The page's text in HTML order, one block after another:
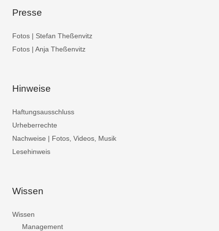
Presse
Fotos | Stefan Theßenvitz
Fotos | Anja Theßenvitz
Hinweise
Haftungsausschluss
Urheberrechte
Nachweise | Fotos, Videos, Musik
Lesehinweis
Wissen
Wissen
Management